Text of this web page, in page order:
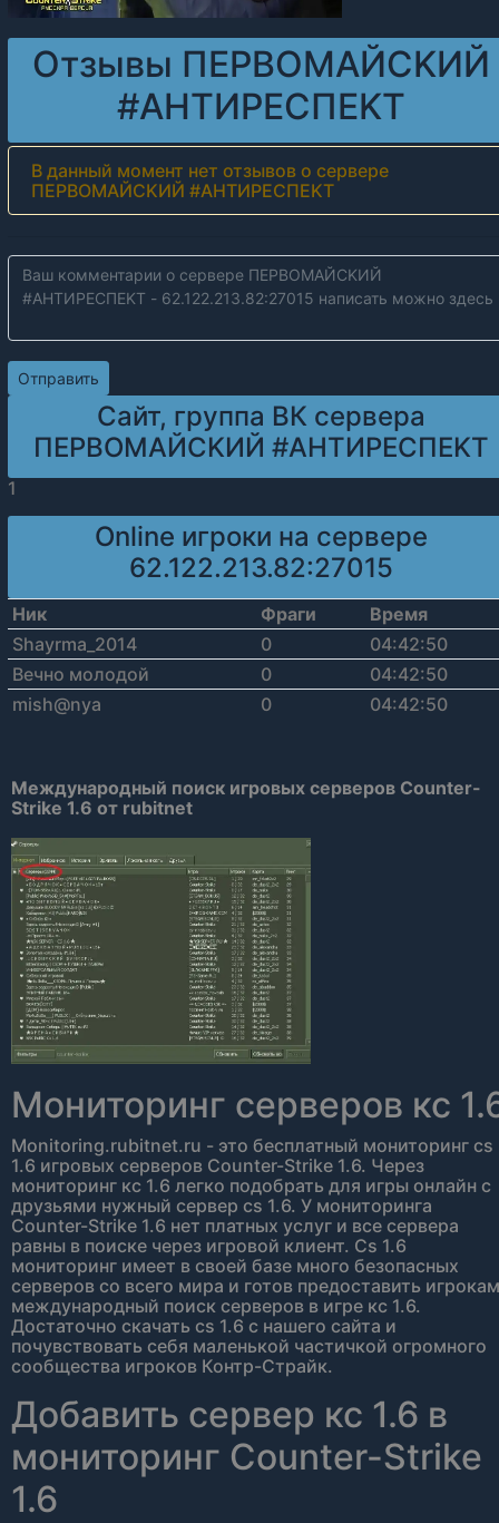
Отзывы ПEPBOMAЙCKИЙ
#AHTИPECПEKT
В данный момент нет отзывов о сервере
ПEPBOMAЙCKИЙ #AHTИPECПEKT
Сайт, группа ВК сервера
ПEPBOMAЙCKИЙ #AHTИPECПEKT
1
Online игроки на сервере
62.122.213.82:27015
Ник Фраги
Время
Shayrma_2014
0
04:42:50
Вечно молодой
0
04:42:50
mish@nya
0 04:42:50
Международный поиск игровых серверов Counter-
Strike 1.6 от rubitnet
Мониторинг серверов кс
Monitoring.rubitnet.ru - это бесплатный мониторинг cs
1.6 игровых серверов Counter-Strike 1.6. Через
мониторинг кс 1.6 легко подобрать для игры онлайн с
друзьями нужный сервер cs 1.6. У мониторинга
Counter-Strike 1.6 нет платных услуг и все сервера
равны в поиске через игровой клиент. Сs 1.6
мониторинг имеет в своей базе много безопасных
серверов со всего мира и готов предоставить игрокам
международный поиск серверов в игре кс 1.6.
Достаточно скачать cs 1.6 с нашего сайта и
почувствовать себя маленькой частичкой огромного
сообщества игроков Контр-Страйк.
Добавить сервер кс 1.6 в
мониторинг Counter-Strike
1.6